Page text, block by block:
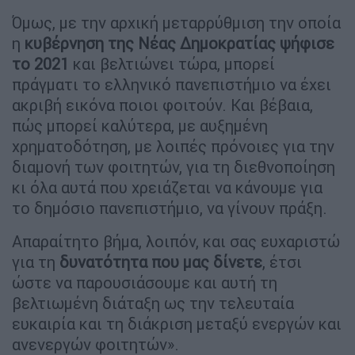
Όμως, με την αρχική μεταρρύθμιση την οποία
η κυβέρνηση της Νέας Δημοκρατίας ψήφισε
το 2021 και βελτιώνει τώρα, μπορεί
πράγματι το ελληνικό πανεπιστήμιο να έχει
ακριβή εικόνα ποιοι φοιτούν. Και βέβαια,
πώς μπορεί καλύτερα, με αυξημένη
χρηματοδότηση, με λοιπές πρόνοιες για την
διαμονή των φοιτητών, για τη διεθνοποίηση
κι όλα αυτά που χρειάζεται να κάνουμε για
το δημόσιο πανεπιστήμιο, να γίνουν πράξη.
Απαραίτητο βήμα, λοιπόν, και σας ευχαριστώ
για τη δυνατότητα που μας δίνετε, έτσι
ώστε να παρουσιάσουμε και αυτή τη
βελτιωμένη διάταξη ως την τελευταία
ευκαιρία και τη διάκριση μεταξύ ενεργών και
ανενεργών φοιτητών».